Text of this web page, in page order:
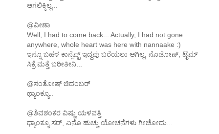
ಆಗಲಿಕ್ಕಿಲ್ಲ...
@ವೀಣಾ
Well, I had to come back... Actually, I had not gone
anywhere, whole heart was here with nannaake :)
ಇನ್ನೂ ಬಹಳ ಕಾನ್ಸೆಪ್ಟ್ ಇದ್ದವು ಬರೆಯಲು ಆಗಿಲ್ಲ, ನೊಡೋಣ್, ಟೈಮ್
ಸಿಕ್ರೆ ಮತ್ತೆ ಬರೀತೀನಿ...
@ಸಂತೋಷ್ ಚಿದಂಬರ್
ಥ್ಯಾಂಕ್ಯೂ..
@ಶಿವಶಂಕರ ವಿಷ್ಣು ಯಳವತ್ತಿ
ಥ್ಯಾಂಕ್ಯೂ ಸರ್, ಏನೊ ಹುಚ್ಚು ಯೋಚನೆಗಳು ಗೀಚೋದು...